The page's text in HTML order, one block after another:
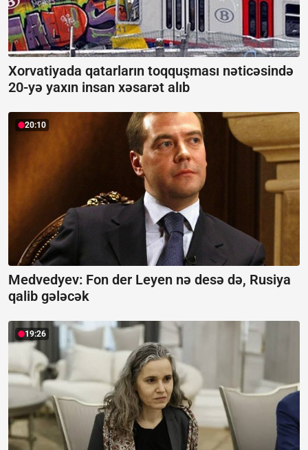
Xorvatiyada qatarların toqquşması nəticəsində
20-yə yaxın insan xəsarət alıb
20:10
Medvedyev: Fon der Leyen nə desə də, Rusiya
qalib gələcək
19:26